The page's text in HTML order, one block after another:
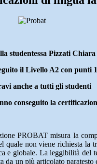
studentessa Pizzati Chiara
il Livello A2 con punti
anche a tutti gli studenti
conseguito la
PROBAT misura la
quale non viene richiesta la
e globale. La leggibilità del
da un più articolato paratesto